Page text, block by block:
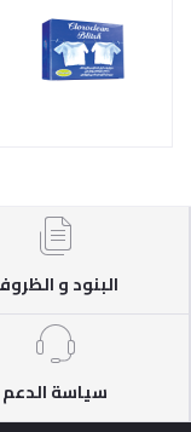
البنود و
سياسة الدعم